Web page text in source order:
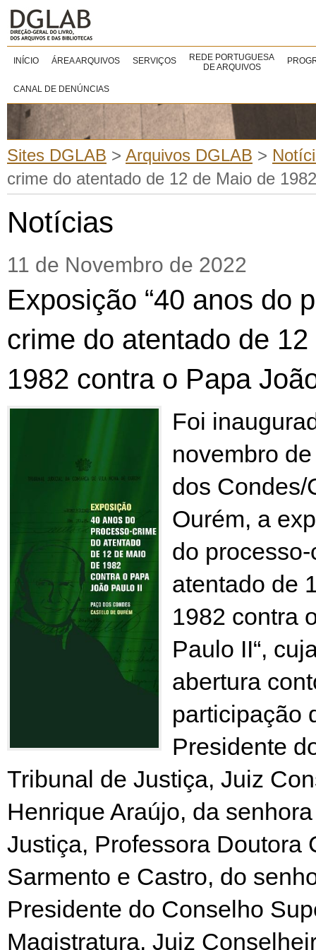
INÍCIO ÁREA ARQUIVOS SERVIÇOS
REDE PORTUGUESA
DE ARQUIVOS
CANAL DE DENÚNCIAS
Sites DGLAB > Arquivos DGLAB >
crime do atentado de 12 de Maio de
Notícias
11 de Novembro de 2022
Exposição “40 anos do
crime do atentado de
1982 contra o Papa
Foi
novembro
dos Condes/
Ourém, a
do
atentado de
1982 contra
Paulo II“,
abertura
participação
Presidente
Tribunal de Justiça, Juiz
Henrique Araújo, da
Justiça, Professora Doutora
Sarmento e Castro, do
Presidente do Conselho
Magistratura, Juiz